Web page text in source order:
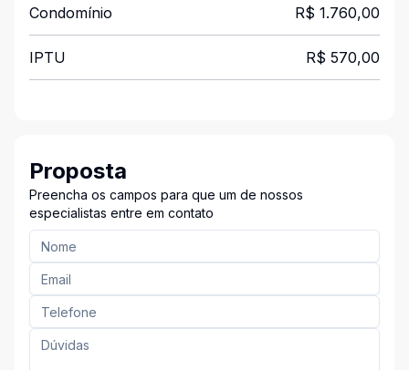
Condomínio R$ 1.760,00
IPTU R$ 570,00
Proposta
Preencha os campos para que um de nossos
especialistas entre em contato